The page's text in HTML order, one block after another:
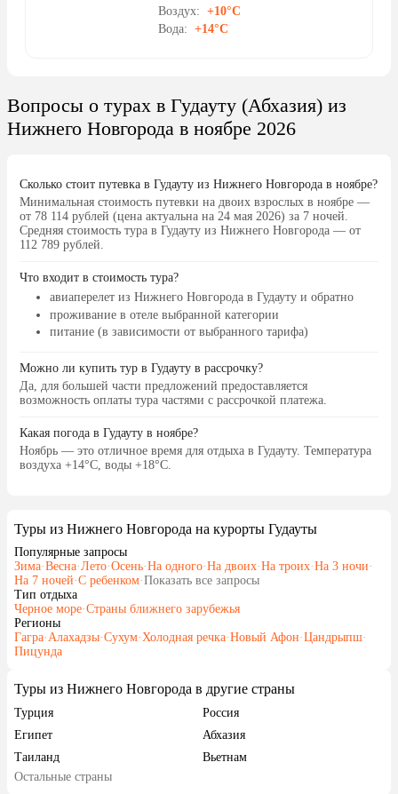
Воздух: +10°C
Вода: +14°C
Вопросы о турах в Гудауту (Абхазия) из
Нижнего Новгорода в ноябре 2026
Сколько стоит путевка в Гудауту из Нижнего Новгорода в ноябре?
Минимальная стоимость путевки на двоих взрослых в ноябре —
от 78 114 рублей (цена актуальна на 24 мая 2026) за 7 ночей.
Средняя стоимость тура в Гудауту из Нижнего Новгорода — от
112 789 рублей.
Что входит в стоимость тура?
авиаперелет из Нижнего Новгорода в Гудауту и обратно
проживание в отеле выбранной категории
питание (в зависимости от выбранного тарифа)
Можно ли купить тур в Гудауту в рассрочку?
Да, для большей части предложений предоставляется
возможность оплаты тура частями с рассрочкой платежа.
Какая погода в Гудауту в ноябре?
Ноябрь — это отличное время для отдыха в Гудауту. Температура
воздуха +14°C, воды +18°C.
Туры из Нижнего Новгорода на курорты Гудауты
Популярные запросы
Зима·Весна·Лето·Осень·На одного·На двоих·На троих·На 3 ночи·
На 7 ночей·С ребенком·Показать все запросы
Тип отдыха
Черное море·Страны ближнего зарубежья
Регионы
Гагра· Алахадзы·Сухум· Холодная речка·Новый Афон·Цандрыпш·
Пицунда
Туры из Нижнего Новгорода в другие страны
Турция
Россия
Египет
Абхазия
Таиланд
Вьетнам
ОАЭ
Остальные страны